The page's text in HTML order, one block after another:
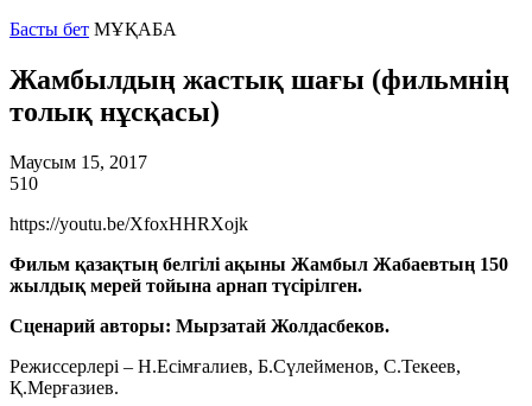
Басты бет МҰҚАБА
Жамбылдың жастық шағы (фильмнің
толық нұсқасы)
Маусым 15, 2017
510
https://youtu.be/XfoxHHRXojk
Фильм қазақтың белгілі ақыны Жамбыл Жабаевтың 150
жылдық мерей тойына арнап түсірілген.
Сценарий авторы: Мырзатай Жолдасбеков.
Режиссерлері – Н.Есімғалиев, Б.Сүлейменов, С.Текеев,
Қ.Мерғазиев.